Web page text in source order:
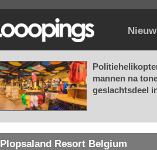
mannen na
geslachtsdeel
Plopsaland Resort Belgium